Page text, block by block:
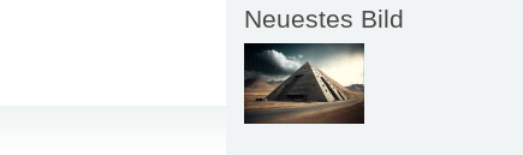
Neuestes Bild